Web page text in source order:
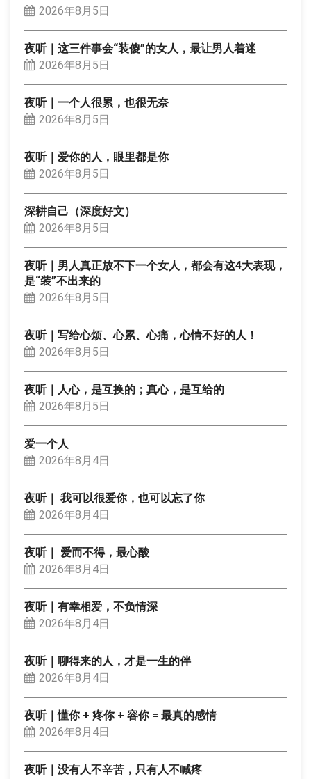
2026年8月5日
夜听｜这三件事会“装傻”的女人，最让男人着迷
2026年8月5日
夜听｜一个人很累，也很无奈
2026年8月5日
夜听｜爱你的人，眼里都是你
2026年8月5日
深耕自己（深度好文）
2026年8月5日
夜听｜男人真正放不下一个女人，都会有这4大表现，
是“装”不出来的
2026年8月5日
夜听｜写给心烦、心累、心痛，心情不好的人！
2026年8月5日
夜听｜人心，是互换的；真心，是互给的
2026年8月5日
爱一个人
2026年8月4日
夜听｜ 我可以很爱你，也可以忘了你
2026年8月4日
夜听｜ 爱而不得，最心酸
2026年8月4日
夜听｜有幸相爱，不负情深
2026年8月4日
夜听｜聊得来的人，才是一生的伴
2026年8月4日
夜听｜懂你 + 疼你 + 容你 = 最真的感情
2026年8月4日
夜听｜没有人不辛苦，只有人不喊疼